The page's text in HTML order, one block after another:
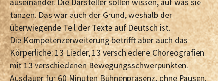
auseinander. Die Darsteller sollen wissen, auf was sie
tanzen. Das war auch der Grund, weshalb der
überwiegende Teil der Texte auf Deutsch ist.
Die Kompetenzerweiterung betrifft aber auch das
Körperliche: 13 Lieder, 13 verschiedene Choreografien
mit 13 verschiedenen Bewegungsschwerpunkten.
Ausdauer für 60 Minuten Bühnenpräsenz, ohne Pausen.